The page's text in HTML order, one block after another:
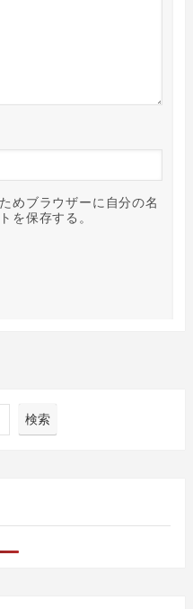
めブラウザーに自分の名
を保存する。
検索